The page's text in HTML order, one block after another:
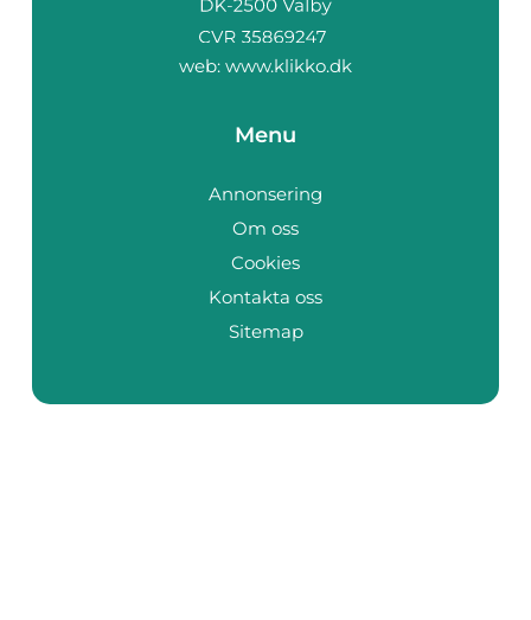
web: www.klikko.dk
Menu
Annonsering
Om oss
Cookies
Kontakta oss
Sitemap